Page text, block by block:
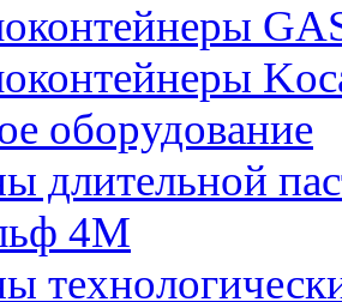
оборудование
длительной
4М